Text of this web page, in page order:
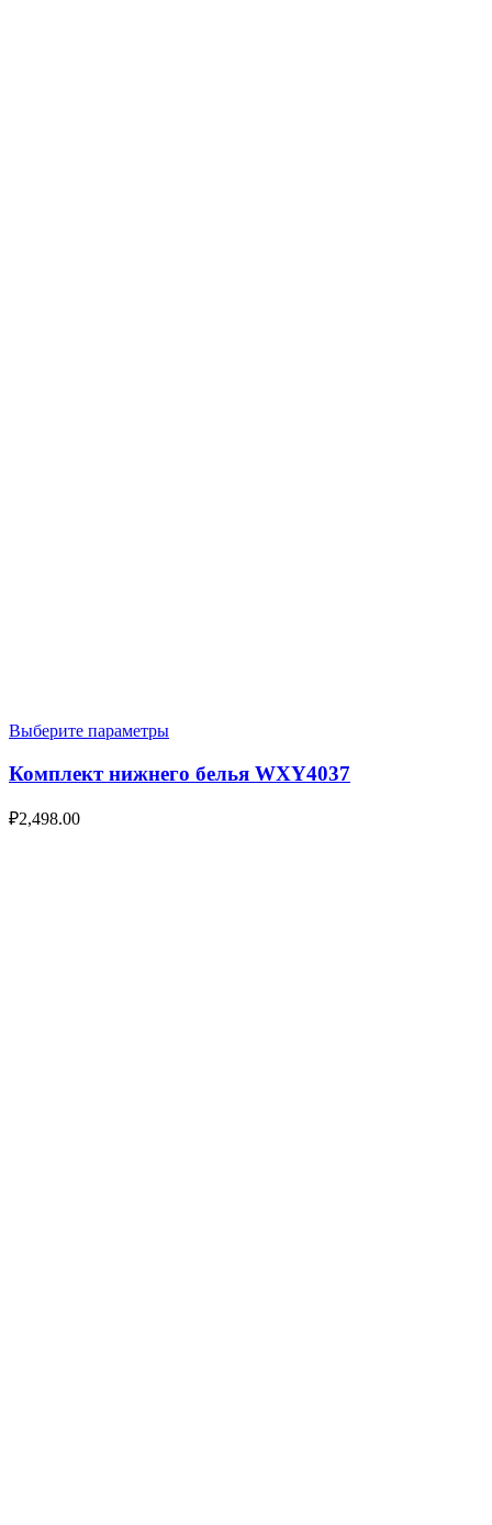
Выберите параметры
Комплект нижнего белья WXY4037
₽2,498.00